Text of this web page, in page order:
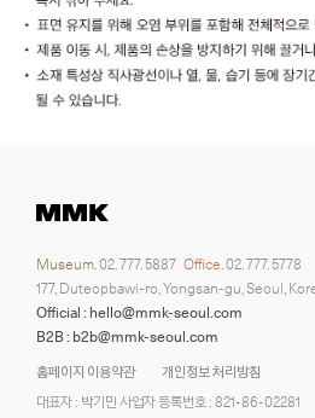
홈페이지 이용약관
개인정보 처리방침
대표자 : 박기민 사업자 등록번호 : 821-86-02281
Museum.02. 777. 5887 Office.02. 777. 5778
177, Duteopbawi-ro, Yongsan-gu, Seoul,
Official : hello@mmk-seoul.com
B2B : b2b@mmk-seoul.com